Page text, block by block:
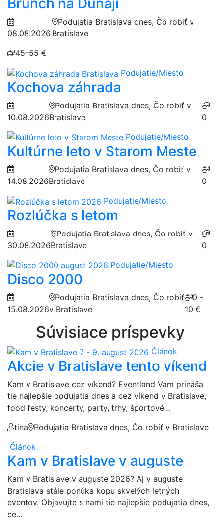
Brunch na Dunaji
08.08.2026
Podujatia Bratislava dnes, Čo robiť v
Bratislave
45–55 €
Podujatie/Miesto
Kochova záhrada
10.08.2026
Podujatia Bratislava dnes, Čo robiť v
Bratislave
0
Podujatie/Miesto
Kultúrne leto v Starom Meste
14.08.2026
Podujatia Bratislava dnes, Čo robiť v
Bratislave
0
Podujatie/Miesto
Rozlúčka s letom
30.08.2026
Podujatia Bratislava dnes, Čo robiť v
Bratislave
0
Podujatie/Miesto
Disco 2000
15.08.2026
Podujatia Bratislava dnes, Čo robiť
v Bratislave
0 -
10 €
Súvisiace príspevky
Článok
Akcie v Bratislave tento víkend
Kam v Bratislave cez víkend? Eventland Vám prináša
tie najlepšie podujatia dnes a cez víkend v Bratislave,
food festy, koncerty, party, trhy, športové…
tina
Podujatia Bratislava dnes, Čo robiť v Bratislave
Článok
Kam v Bratislave v auguste
Kam v Bratislave v auguste 2026? Aj v auguste
Bratislava stále ponúka kopu skvelých letných
eventov. Objavujte s nami tie najlepšie podujatia dnes,
ce…